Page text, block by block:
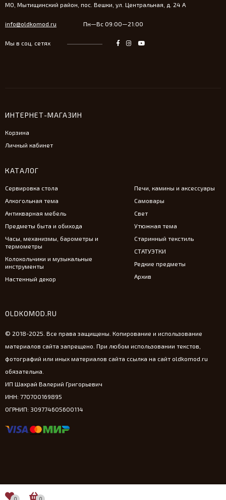
МО, Мытищинский район, пос. Вешки, ул. Центральная, д. 24 А
info@oldkomod.ru Пн—Вс 09:00—21:00
Мы в соц. сетях
ИНТЕРНЕТ-МАГАЗИН
Корзина
Личный кабинет
КАТАЛОГ
Сервировка стола
Алкогольная тема
Антикварная мебель
Предметы быта и обихода
Часы, механизмы, барометры и
термометры
Колокольчики и музыкальные
инструменты
Настенный декор
Печи, камины и аксессуары
Самовары
Свет
Утюжная тема
Старинный текстиль
СТАТУЭТКИ
Редкие предметы
Архив
OLDKOMOD.RU
© 2018-2025. Все права защищены. Копирование и использование
материалов сайта запрещено. При любом использовании текстов,
фотографий или иных материалов сайта ссылка на сайт oldkomod.ru
обязательна.
ИП Шахрай Валерий Григорьевич
ИНН: 770700169895
ОГРНИП: 309774605600114